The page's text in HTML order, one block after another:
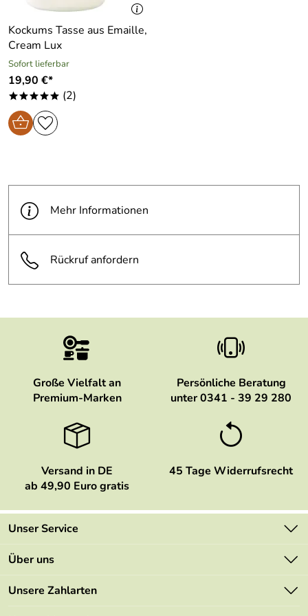
51, 07819 Triptis, info@eschenbachporzellan.com
Kockums Tasse aus Emaille,
Cream Lux
Sofort lieferbar
19,90 €*
***** (2)
Mehr Informationen
Rückruf anfordern
Große Vielfalt an
Premium-Marken
Persönliche Beratung
unter 0341 - 39 29 280
Versand in DE
ab 49,90 Euro gratis
45 Tage Widerrufsrecht
Unser Service
Kontakt
Mehrwertsteuerfrei
Über uns
Marken
Unsere Zahlarten